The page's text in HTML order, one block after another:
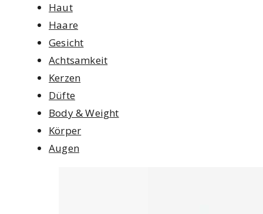
Haut
Haare
Gesicht
Achtsamkeit
Kerzen
Düfte
Body & Weight
Körper
Augen